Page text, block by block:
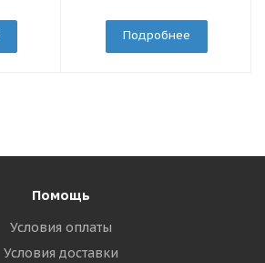
Подробнее
Помощь
Условия оплаты
Условия доставки